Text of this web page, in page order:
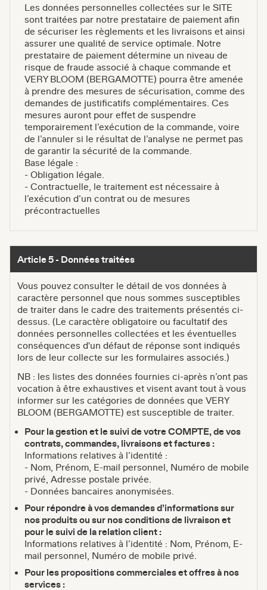
Les données personnelles collectées sur le SITE
sont traitées par notre prestataire de paiement afin
de sécuriser les règlements et les livraisons et ainsi
assurer une qualité de service optimale. Notre
prestataire de paiement détermine un niveau de
risque de fraude associé à chaque commande et
VERY BLOOM (BERGAMOTTE) pourra être amenée
à prendre des mesures de sécurisation, comme des
demandes de justificatifs complémentaires. Ces
mesures auront pour effet de suspendre
temporairement l’exécution de la commande, voire
de l’annuler si le résultat de l’analyse ne permet pas
de garantir la sécurité de la commande.
Base légale :
- Obligation légale.
- Contractuelle, le traitement est nécessaire à
l’exécution d’un contrat ou de mesures
précontractuelles
Article 5 - Données traitées
Vous pouvez consulter le détail de vos données à
caractère personnel que nous sommes susceptibles
de traiter dans le cadre des traitements présentés ci-
dessus. (Le caractère obligatoire ou facultatif des
données personnelles collectées et les éventuelles
conséquences d'un défaut de réponse sont indiqués
lors de leur collecte sur les formulaires associés.)
NB : les listes des données fournies ci-après n’ont pas
vocation à être exhaustives et visent avant tout à vous
informer sur les catégories de données que VERY
BLOOM (BERGAMOTTE) est susceptible de traiter.
Pour la gestion et le suivi de votre COMPTE, de vos
contrats, commandes, livraisons et factures :
Informations relatives à l’identité :
- Nom, Prénom, E-mail personnel, Numéro de mobile
privé, Adresse postale privée.
- Données bancaires anonymisées.
Pour répondre à vos demandes d’informations sur
nos produits ou sur nos conditions de livraison et
pour le suivi de la relation client :
Informations relatives à l’identité : Nom, Prénom, E-
mail personnel, Numéro de mobile privé.
Pour les propositions commerciales et offres à nos
services :